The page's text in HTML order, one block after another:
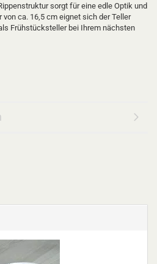
sorgt für eine edle Optik und
ca. 16,5 cm eignet sich der Teller
Frühstücksteller bei Ihrem nächsten